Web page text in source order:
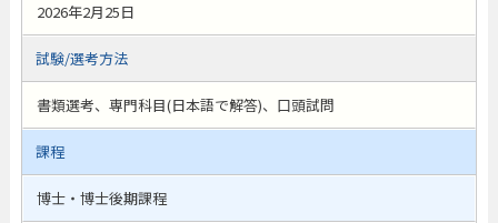
2026年2月25日
試験/選考方法
書類選考、専門科目(日本語で解答)、口頭試問
課程
博士・博士後期課程